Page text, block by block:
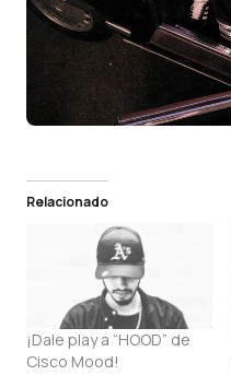
Relacionado
¡Dale play a “HOOD” de
Cisco Mood!